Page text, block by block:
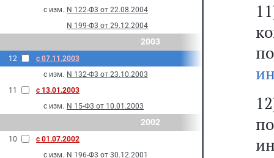
с изм. N 122-Ф3 от 22.08.2004
N 199-Ф3 от 29.12.2004
2003
12
с 07.11.2003
с изм. N 132-Ф3 от 23.10.2003
11
с 13.01.2003
с изм. N 15-Ф3 от 10.01.2003
2002
10
с 01.07.2002
с изм. N 196-Ф3 от 30.12.2001